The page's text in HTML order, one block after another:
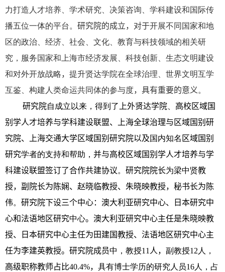
力打造人才培养、学术研究、决策咨询、学科建设和国际传
播五位一体的平台。 研究院的成立，对于开展不同国家和地
区的政治、经济、社会、文化、教育与科技领域的相关研
究，服务国家和上海市经济发展、科技创新、生态文明建设
和对外开放战略， 提升贤达学院在全球治理、世界文明互学
互鉴、构建人类命运共同体的参与度， 具有重要的意义 。
研究院自成立以来，得到了 上外贤达学院
高校区域国
别学人才培养与学科建设联盟、上海全球治理与区域国别研
究院、上海交通大学区域国别研究院以及国内知名 区域国别
研究学者的支持和帮助， 并与高校区域国别学人才培养与学
科建设联盟签订了合作共建协议。 研究院院长为梁中贤教
授，副院长为陈娴、赵晓临教授、朱晓映教授，秘书长为陈
伟。 研究院下设三个中心：澳大利亚研究中心、日本研究中
心和法语地区研究中心。 澳大利亚研究中心主任是朱晓映教
授、日本研究中心主任为田建国教授、法语地区研究中心主
任为李建英教授。研究院成员中，教授11 人， 副教授1 2 人，
高级职称教师占比40.4%， 具有博士学历的研究人员16人，占